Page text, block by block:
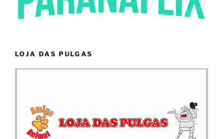
LOJA DAS PULGAS